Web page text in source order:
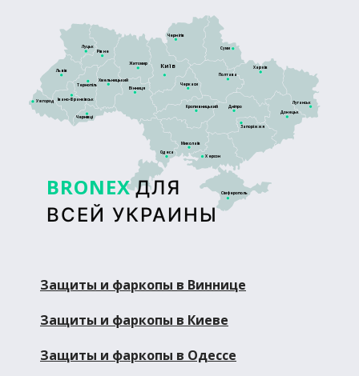
BRONEX ДЛЯ
ВСЕЙ УКРАИНЫ
Сімферополь
Луцьк
Київ
Житомир
Тернопіль
Рівне
Львів
Дніпро
Кропивницький
Харків
Полтава
Черкаси
Суми
Чернігів
Запоріжжя
Херсон
Донецьк
Луганськ
Ужгород
Чернівці
Вінниця
Хмельницький
Івано-Франківськ
Миколаїв
Одеса
Защиты и фаркопы в Виннице
Защиты и фаркопы в Киеве
Защиты и фаркопы в Одессе